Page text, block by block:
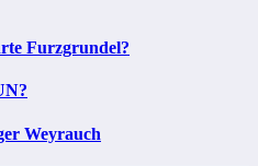
Furzgrundel?
Weyrauch